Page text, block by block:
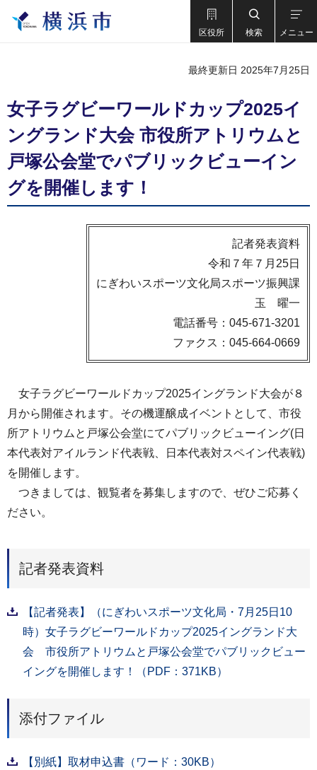
区役所 検索 メニュー
最終更新日 2025年7月25日
女子ラグビーワールドカップ2025イ
ングランド大会 市役所アトリウムと
戸塚公会堂でパブリックビューイン
グを開催します！
記者発表資料
令和７年７月25日
にぎわいスポーツ文化局スポーツ振興課
玉 曜一
電話番号：045-671-3201
ファクス：045-664-0669
女子ラグビーワールドカップ2025イングランド大会が８
月から開催されます。その機運醸成イベントとして、市役
所アトリウムと戸塚公会堂にてパブリックビューイング(日
本代表対アイルランド代表戦、日本代表対スペイン代表戦)
を開催します。
つきましては、観覧者を募集しますので、ぜひご応募く
ださい。
記者発表資料
【記者発表】（にぎわいスポーツ文化局・7月25日10
時）女子ラグビーワールドカップ2025イングランド大
会 市役所アトリウムと戸塚公会堂でパブリックビュー
イングを開催します！（PDF：371KB）
添付ファイル
【別紙】取材申込書（ワード：30KB）